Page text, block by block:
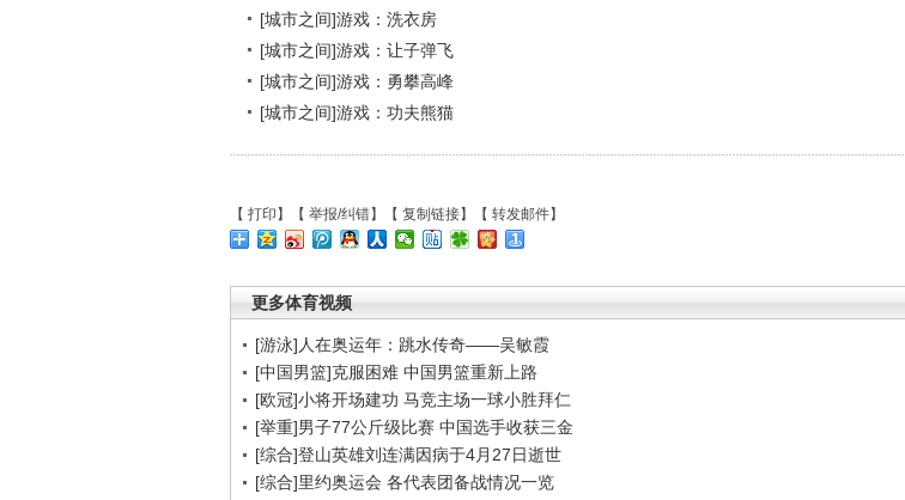
[城市之间]游戏：洗衣房
[城市之间]游戏：让子弹飞
[城市之间]游戏：勇攀高峰
[城市之间]游戏：功夫熊猫
【 打印 】【 举报/纠错】【 复制链接】【 转发邮件】
更多体育视频
[游泳]人在奥运年：跳水传奇——吴敏霞
[中国男篮]克服困难 中国男篮重新上路
[欧冠]小将开场建功 马竞主场一球小胜拜仁
[举重]男子77公斤级比赛 中国选手收获三金
[综合]登山英雄刘连满因病于4月27日逝世
[综合]里约奥运会 各代表团备战情况一览